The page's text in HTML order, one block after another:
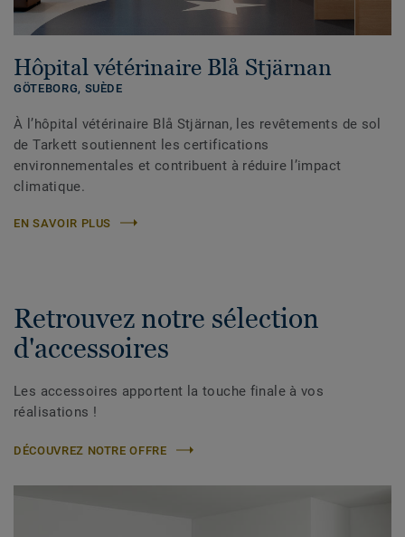
Hôpital vétérinaire Blå Stjärnan
GÖTEBORG, SUÈDE
À l’hôpital vétérinaire Blå Stjärnan, les revêtements de sol
de Tarkett soutiennent les certifications
environnementales et contribuent à réduire l’impact
climatique.
EN SAVOIR PLUS
Retrouvez notre sélection
d'accessoires
Les accessoires apportent la touche finale à vos
réalisations !
DÉCOUVREZ NOTRE OFFRE